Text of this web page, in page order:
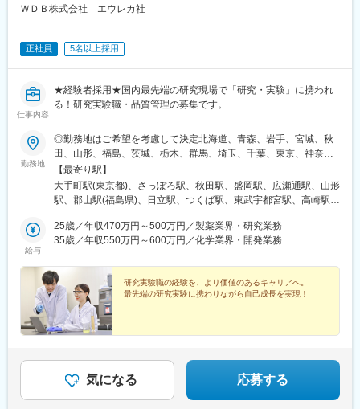
石上駅、新越谷駅、宇都宮駅東口駅、新千葉駅、栄町駅(千葉県)、
駅、三島田町駅、市役所前駅(長野県)、金沢駅、あすなろう四日市
阿部野橋駅、四ツ橋駅、七条駅、四条駅(京都市営)、三宮駅(神戸
新交通)、山陽姫路駅、田中口駅、八丁堀駅(広島県)、高松築港
県)、東比恵駅、鹿児島中央駅、水道町駅、五島町駅、旭橋駅、西
早稲田駅、末広町駅(東京都)、立川南駅、高輪ゲートウェイ駅、九
品仏駅、新高島駅、東宿郷駅、葭川公園駅、大神宮下駅、大通
駅、仙台駅、栄町駅(愛知県)、国際センター駅、日吉町駅、第一通
り駅、三島駅、七ツ屋駅、富山駅、福井城址大名町駅、なんば駅
河原町駅、神戸三宮駅(阪神)、本通駅、高松駅(香川県)、南堀端
駅、はりまや橋駅、旦過駅、高見橋駅、熊本城・市役所前駅、長
ＷＤＢ株式会社 エウレカ社
正社員 5名以上採用
仕事内容
★経験者採用★国内最先端の研究現場で「研究・実験」に携われ
る！研究実験職・品質管理の募集です。
勤務地
◎勤務地はご希望を考慮して決定北海道、青森、岩手、宮城、秋
田、山形、福島、茨城、栃木、群馬、埼玉、千葉、東京、神奈
川、新潟、長野、富山、石川、福井、山梨、岐阜、静岡、愛知、
三重、滋賀、京都、大阪、兵庫、奈良、和歌山、岡山、広島、山
口、徳島、香川、愛媛、高知、福岡、佐賀、長崎、熊本、大分、
定：ご自宅から90分以内の就業先・エリア限定：下記エリア内の
就業先。エリア内での転居を伴う場合あり・全国：全国の中でス
の区分★東北エリア…青森、岩手、宮城、秋田、山形、福島北関
東エリア…茨木、栃木、群馬、埼玉、東京南関東エリア…東京、
神奈川、千葉甲信越エリア…山梨、長野、新潟、東京東海エリ
ア…静岡、愛知、岐阜、三重北陸エリア…富山、石川、福井関西
エリア…滋賀、京都、大阪、兵庫、奈良、和歌山中四国エリア…
合、家賃補助が支給されます
【最寄り駅】
大手町駅(東京都)、さっぽろ駅、秋田駅、盛岡駅、広瀬通駅、山形
駅、郡山駅(福島県)、日立駅、つくば駅、東武宇都宮駅、高崎駅、
井駅、勝どき駅、根津駅、立川北駅、町田駅、川崎駅、みなとみ
らい駅、平塚駅、新潟駅、春日山駅、甲府駅、沼津駅、静岡駅、
町駅、あすなろう四日市駅、彦根駅、草津駅(滋賀県)、烏丸駅、茨
木駅、千里中央駅(大阪モノレール)、大阪駅、三田駅(兵庫県)、三
宮・花時計前駅、西神中央駅、明石駅、加古川駅、岡山駅前駅、
倉敷駅、福山駅、八丁堀駅(広島県)、徳山駅、徳島駅、新居浜駅、
小倉駅(福岡県)、天神駅、大分駅、熊本城・市役所前駅、宮崎駅、
葉駅、東大前駅、立川駅、京急川崎駅、日吉町駅、新浜松駅、新
豊田駅、近鉄名古屋駅、電気ビル前駅、足羽山公園口駅、近鉄四
日市駅、四条駅(京都市営)、千里中央駅(北大阪急行)、西梅田駅、
旧居留地・大丸前駅、山陽明石駅、田町駅(岡山県)、胡町駅、眉山
給与
25歳／年収470万円～500万円／製薬業界・研究業務
35歳／年収550万円～600万円／化学業界・開発業務
研究実験職の経験を、より価値のあるキャリアへ。
最先端の研究実験に携わりながら自己成長を実現！
気になる 応募する